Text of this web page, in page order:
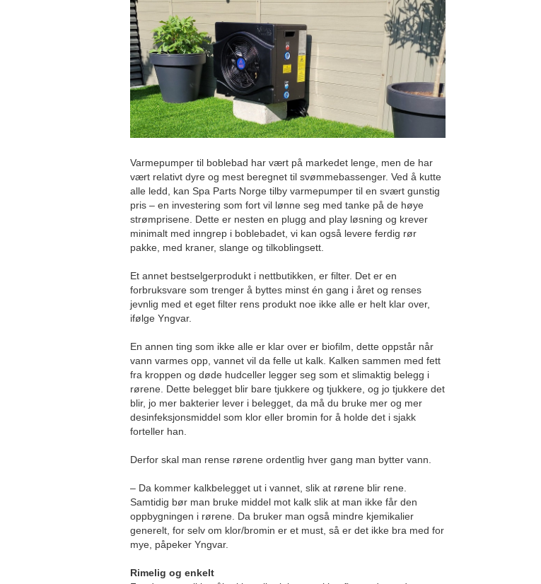
Varmepumper til boblebad har vært på markedet lenge, men de har
vært relativt dyre og mest beregnet til svømmebassenger. Ved å kutte
alle ledd, kan Spa Parts Norge tilby varmepumper til en svært gunstig
pris – en investering som fort vil lønne seg med tanke på de høye
strømprisene. Dette er nesten en plugg and play løsning og krever
minimalt med inngrep i boblebadet, vi kan også levere ferdig rør
pakke, med kraner, slange og tilkoblingsett.
Et annet bestselgerprodukt i nettbutikken, er filter. Det er en
forbruksvare som trenger å byttes minst én gang i året og renses
jevnlig med et eget filter rens produkt noe ikke alle er helt klar over,
ifølge Yngvar.
En annen ting som ikke alle er klar over er biofilm, dette oppstår når
vann varmes opp, vannet vil da felle ut kalk. Kalken sammen med fett
fra kroppen og døde hudceller legger seg som et slimaktig belegg i
rørene. Dette belegget blir bare tjukkere og tjukkere, og jo tjukkere det
blir, jo mer bakterier lever i belegget, da må du bruke mer og mer
desinfeksjonsmiddel som klor eller bromin for å holde det i sjakk
forteller han.
Derfor skal man rense rørene ordentlig hver gang man bytter vann.
– Da kommer kalkbelegget ut i vannet, slik at rørene blir rene.
Samtidig bør man bruke middel mot kalk slik at man ikke får den
oppbygningen i rørene. Da bruker man også mindre kjemikalier
generelt, for selv om klor/bromin er et must, så er det ikke bra med for
mye, påpeker Yngvar.
Rimelig og enkelt